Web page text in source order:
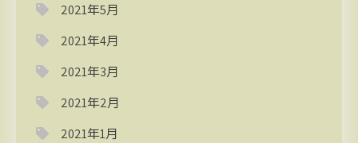
2021年5月
2021年4月
2021年3月
2021年2月
2021年1月